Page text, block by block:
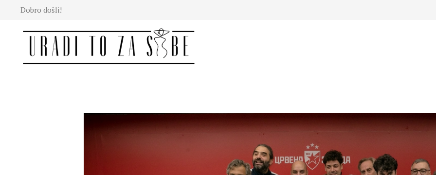
Dobro došli!
Moda
Mama i
deca